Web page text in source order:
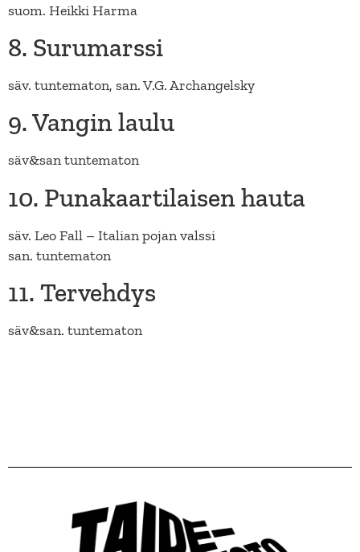
suom. Heikki Harma
8. Surumarssi
säv. tuntematon, san. V.G. Archangelsky
9. Vangin laulu
säv&san tuntematon
10. Punakaartilaisen hauta
säv. Leo Fall – Italian pojan valssi
san. tuntematon
11. Tervehdys
säv&san. tuntematon